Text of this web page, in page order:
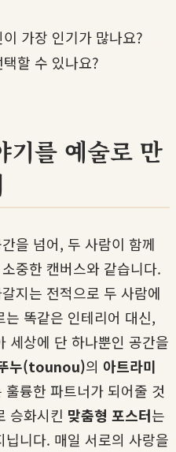
가장 인기가 많나요?
할 수 있나요?
기를 예술로 만
을 넘어, 두 사람이 함께
중한 캔버스와 같습니다.
지는 전적으로 두 사람에
똑같은 인테리어 대신,
세상에 단 하나뿐인 공간을
누(tounou)의 아트라미
륭한 파트너가 되어줄 것
승화시킨 맞춤형 포스터는
니다. 매일 서로의 사랑을